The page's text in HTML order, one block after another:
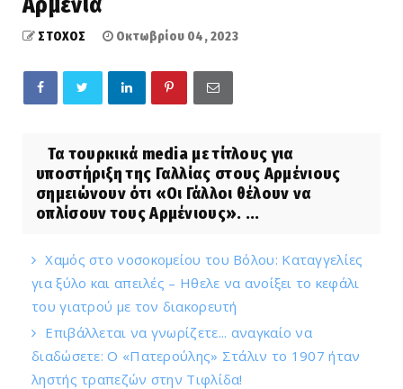
ΣΤΟΧΟΣ Οκτωβρίου 04, 2023
Τα τουρκικά media με τίτλους για
υποστήριξη της Γαλλίας στους Αρμένιους
σημειώνουν ότι «Οι Γάλλοι θέλουν να
οπλίσουν τους Αρμένιους». ...
Χαμός στο νοσοκομείου του Βόλου: Καταγγελίες
για ξύλο και απειλές – Ηθελε να ανοίξει το κεφάλι
του γιατρού με τον διακορευτή
Επιβάλλεται να γνωρίζετε... αναγκαίο να
διαδώσετε: Ο «Πατερούλης» Στάλιν το 1907 ήταν
ληστής τραπεζών στην Τιφλίδα!